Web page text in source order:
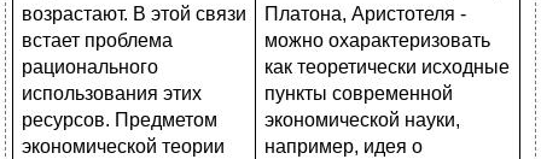
Платона, Аристотеля -
можно охарактеризовать
как теоретически исходные
пункты современной
экономической науки,
например, идея о